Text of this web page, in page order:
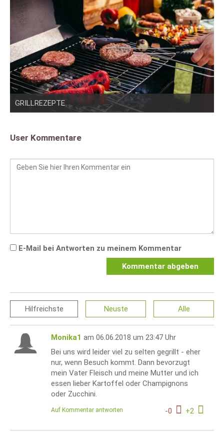
GRILLREZEPTE
User Kommentare
E-Mail bei Antworten zu meinem Kommentar
Kommentar abgeben
Hilfreichste Neuste Alle
Monika1 am 06.06.2018 um 23:47 Uhr
Bei uns wird leider viel zu selten gegrillt - eher
nur, wenn Besuch kommt. Dann bevorzugt
mein Vater Fleisch und meine Mutter und ich
essen lieber Kartoffel oder Champignons
oder Zucchini.
-0 +2
Auf Kommentar antworten